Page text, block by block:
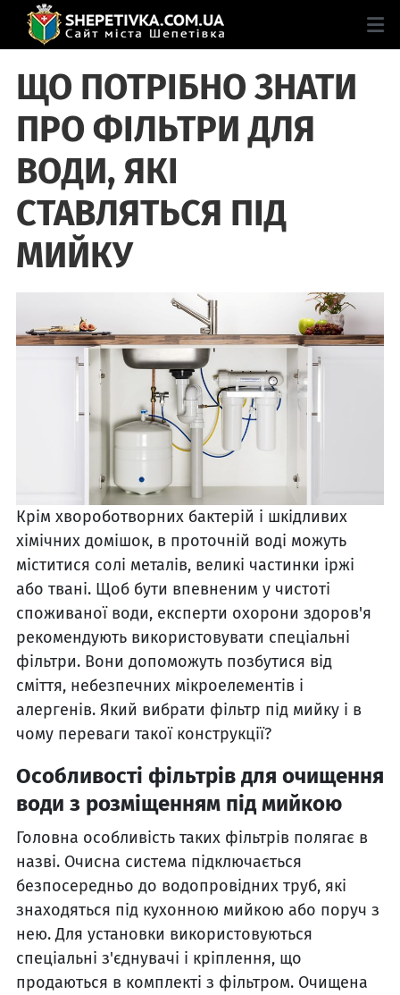
ЩО ПОТРІБНО ЗНАТИ
ПРО ФІЛЬТРИ ДЛЯ
ВОДИ, ЯКІ
СТАВЛЯТЬСЯ ПІД
МИЙКУ
Крім хвороботворних бактерій і шкідливих
хімічних домішок, в проточній воді можуть
міститися солі металів, великі частинки іржі
або твані. Щоб бути впевненим у чистоті
споживаної води, експерти охорони здоров'я
рекомендують використовувати спеціальні
фільтри. Вони допоможуть позбутися від
сміття, небезпечних мікроелементів і
алергенів. Який вибрати фільтр під мийку і в
чому переваги такої конструкції?
Особливості фільтрів для очищення
води з розміщенням під мийкою
Головна особливість таких фільтрів полягає в
назві. Очисна система підключається
безпосередньо до водопровідних труб, які
знаходяться під кухонною мийкою або поруч з
нею. Для установки використовуються
спеціальні з'єднувачі і кріплення, що
продаються в комплекті з фільтром. Очищена